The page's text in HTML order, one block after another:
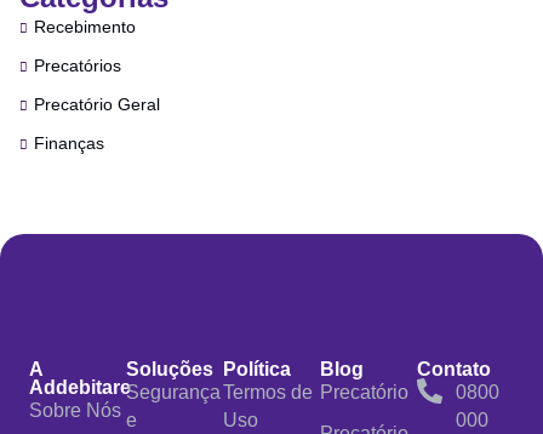
Recebimento
Precatórios
Precatório Geral
Finanças
A
Addebitare
Sobre Nós
Soluções
Segurança
e
Política
Termos de
Uso
Blog
Precatório
Contato
0800
000